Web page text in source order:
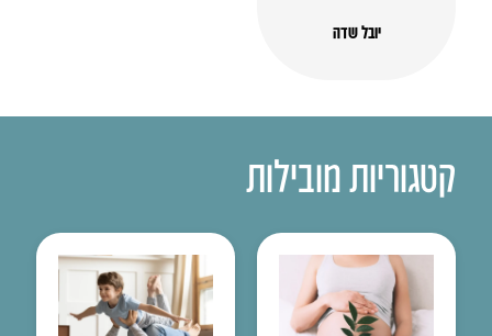
יובל שדה
קטגוריות מובילות